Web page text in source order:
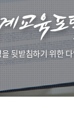
뒷받침하기 위한